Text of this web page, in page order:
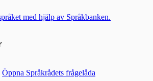
med hjälp av Språkbanken.
Öppna Språkrådets frågelåda